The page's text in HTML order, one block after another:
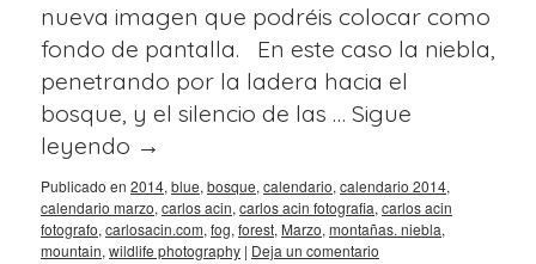
nueva imagen que podréis colocar como
fondo de pantalla. En este caso la niebla,
penetrando por la ladera hacia el
bosque, y el silencio de las … Sigue
leyendo →
Publicado en 2014, blue, bosque, calendario, calendario 2014,
calendario marzo, carlos acin, carlos acin fotografia, carlos acin
fotografo, carlosacin.com, fog, forest, Marzo, montañas. niebla,
mountain, wildlife photography | Deja un comentario